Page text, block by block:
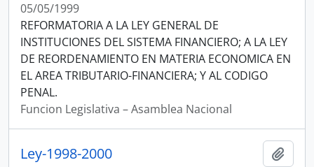
05/05/1999
REFORMATORIA A LA LEY GENERAL DE
INSTITUCIONES DEL SISTEMA FINANCIERO; A LA LEY
DE REORDENAMIENTO EN MATERIA ECONOMICA EN
EL AREA TRIBUTARIO-FINANCIERA; Y AL CODIGO
PENAL.
Funcion Legislativa – Asamblea Nacional
Ley-1998-2000